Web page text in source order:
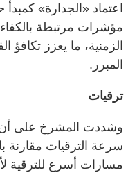
اعتماد «الجدارة»
مؤشرات مرتبطة
الزمنية، ما يعزز تكافؤ
المبرر.
ترقيات
وشددت المشرخ على أن
سرعة الترقيات مقارنة
مسارات أسرع للترقية